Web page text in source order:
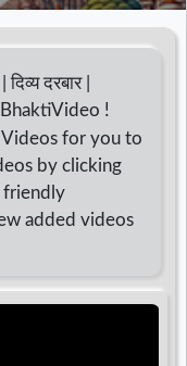
दरबार |
!
Videos for you to
by clicking
friendly
added videos